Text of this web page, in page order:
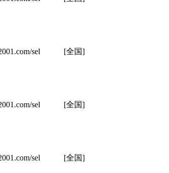
sel
[全国]
sel
[全国]
sel
[全国]